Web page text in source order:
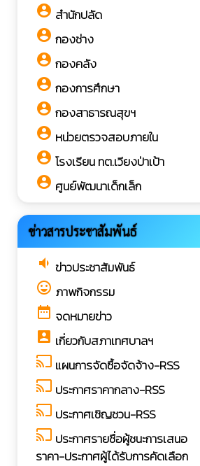
account_circle สำนักปลัด
account_circle กองช่าง
account_circle กองคลัง
account_circle กองการศึกษา
account_circle กองสาธารณสุขฯ
account_circle หน่วยตรวจสอบภายใน
account_circle โรงเรียน ทต.เวียงป่าเป้า
account_circle ศูนย์พัฒนาเด็กเล็ก
ข่าวสารประชาสัมพันธ์
volume_down ข่าวประชาสัมพันธ์
sentiment_very_satisfied ภาพกิจกรรม
date_range จดหมายข่าว
account_box เกี่ยวกับสภาเทศบาลฯ
cast แผนการจัดซื้อจัดจ้าง-RSS
cast ประกาศราคากลาง-RSS
cast ประกาศเชิญชวน-RSS
cast ประกาศรายชื่อผู้ชนะการเสนอ
ราคา-ประกาศผู้ได้รับการคัดเลือก